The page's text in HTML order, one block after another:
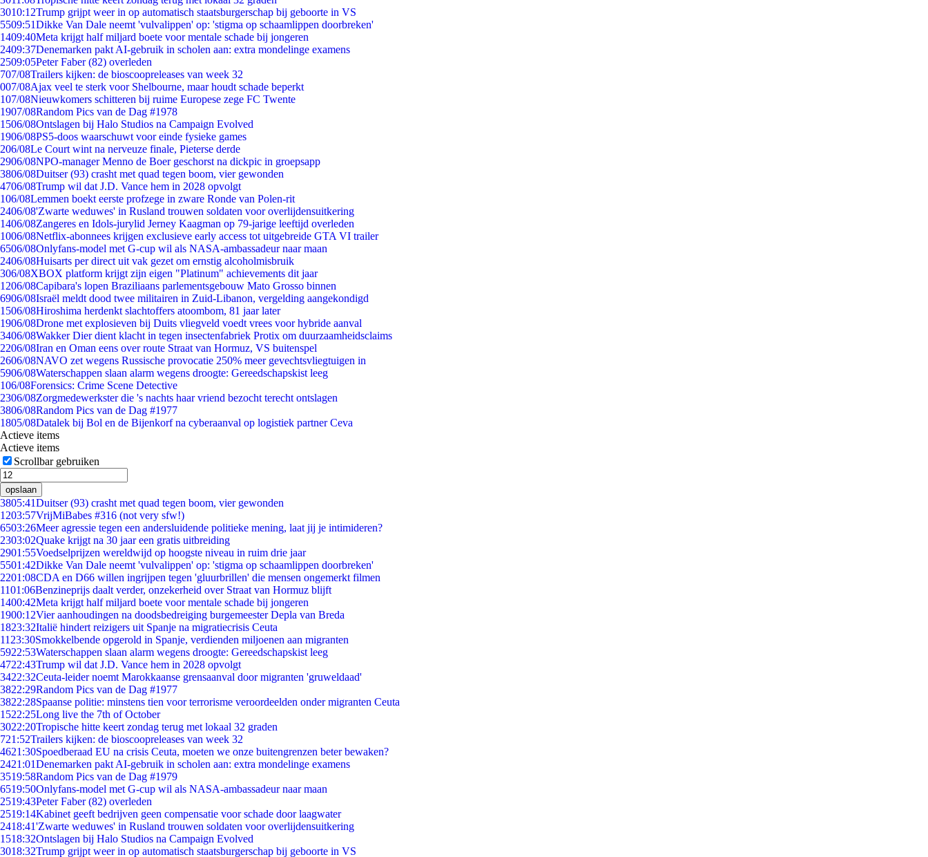
3010:12Trump grijpt weer in op automatisch staatsburgerschap bij geboorte in VS
5509:51Dikke Van Dale neemt 'vulvalippen' op: 'stigma op schaamlippen doorbreken'
1409:40Meta krijgt half miljard boete voor mentale schade bij jongeren
2409:37Denemarken pakt AI-gebruik in scholen aan: extra mondelinge examens
2509:05Peter Faber (82) overleden
707/08Trailers kijken: de bioscoopreleases van week 32
007/08Ajax veel te sterk voor Shelbourne, maar houdt schade beperkt
107/08Nieuwkomers schitteren bij ruime Europese zege FC Twente
1907/08Random Pics van de Dag #1978
1506/08Ontslagen bij Halo Studios na Campaign Evolved
1906/08PS5-doos waarschuwt voor einde fysieke games
206/08Le Court wint na nerveuze finale, Pieterse derde
2906/08NPO-manager Menno de Boer geschorst na dickpic in groepsapp
3806/08Duitser (93) crasht met quad tegen boom, vier gewonden
4706/08Trump wil dat J.D. Vance hem in 2028 opvolgt
106/08Lemmen boekt eerste profzege in zware Ronde van Polen-rit
2406/08'Zwarte weduwes' in Rusland trouwen soldaten voor overlijdensuitkering
1406/08Zangeres en Idols-jurylid Jerney Kaagman op 79-jarige leeftijd overleden
1006/08Netflix-abonnees krijgen exclusieve early access tot uitgebreide GTA VI trailer
6506/08Onlyfans-model met G-cup wil als NASA-ambassadeur naar maan
2406/08Huisarts per direct uit vak gezet om ernstig alcoholmisbruik
306/08XBOX platform krijgt zijn eigen "Platinum" achievements dit jaar
1206/08Capibara's lopen Braziliaans parlementsgebouw Mato Grosso binnen
6906/08Israël meldt dood twee militairen in Zuid-Libanon, vergelding aangekondigd
1506/08Hiroshima herdenkt slachtoffers atoombom, 81 jaar later
1906/08Drone met explosieven bij Duits vliegveld voedt vrees voor hybride aanval
3406/08Wakker Dier dient klacht in tegen insectenfabriek Protix om duurzaamheidsclaims
2206/08Iran en Oman eens over route Straat van Hormuz, VS buitenspel
2606/08NAVO zet wegens Russische provocatie 250% meer gevechtsvliegtuigen in
5906/08Waterschappen slaan alarm wegens droogte: Gereedschapskist leeg
106/08Forensics: Crime Scene Detective
2306/08Zorgmedewerkster die 's nachts haar vriend bezocht terecht ontslagen
3806/08Random Pics van de Dag #1977
1805/08Datalek bij Bol en de Bijenkorf na cyberaanval op logistiek partner Ceva
Actieve items
Actieve items
Scrollbar gebruiken
opslaan
3805:41Duitser (93) crasht met quad tegen boom, vier gewonden
1203:57VrijMiBabes #316 (not very sfw!)
6503:26Meer agressie tegen een andersluidende politieke mening, laat jij je intimideren?
2303:02Quake krijgt na 30 jaar een gratis uitbreiding
2901:55Voedselprijzen wereldwijd op hoogste niveau in ruim drie jaar
5501:42Dikke Van Dale neemt 'vulvalippen' op: 'stigma op schaamlippen doorbreken'
2201:08CDA en D66 willen ingrijpen tegen 'gluurbrillen' die mensen ongemerkt filmen
1101:06Benzineprijs daalt verder, onzekerheid over Straat van Hormuz blijft
1400:42Meta krijgt half miljard boete voor mentale schade bij jongeren
1900:12Vier aanhoudingen na doodsbedreiging burgemeester Depla van Breda
1823:32Italië hindert reizigers uit Spanje na migratiecrisis Ceuta
11 23:30Smokkelbende opgerold in Spanje, verdienden miljoenen aan migranten
5922:53Waterschappen slaan alarm wegens droogte: Gereedschapskist leeg
4722:43Trump wil dat J.D. Vance hem in 2028 opvolgt
3422:32Ceuta-leider noemt Marokkaanse grensaanval door migranten 'gruweldaad'
3822:29Random Pics van de Dag #1977
3822:28Spaanse politie: minstens tien voor terrorisme veroordeelden onder migranten Ceuta
1522:25Long live the 7th of October
3022:20Tropische hitte keert zondag terug met lokaal 32 graden
721:52Trailers kijken: de bioscoopreleases van week 32
4621:30Spoedberaad EU na crisis Ceuta, moeten we onze buitengrenzen beter bewaken?
2421:01Denemarken pakt AI-gebruik in scholen aan: extra mondelinge examens
3519:58Random Pics van de Dag #1979
6519:50Onlyfans-model met G-cup wil als NASA-ambassadeur naar maan
2519:43Peter Faber (82) overleden
2519:14Kabinet geeft bedrijven geen compensatie voor schade door laagwater
2418:41'Zwarte weduwes' in Rusland trouwen soldaten voor overlijdensuitkering
1518:32Ontslagen bij Halo Studios na Campaign Evolved
3018:32Trump grijpt weer in op automatisch staatsburgerschap bij geboorte in VS